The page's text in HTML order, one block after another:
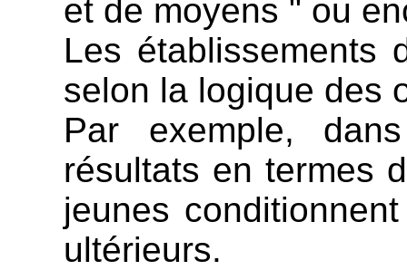
et de moyens " ou
Les établissements
selon la logique des
Par exemple,
résultats en termes
jeunes
ultérieurs.